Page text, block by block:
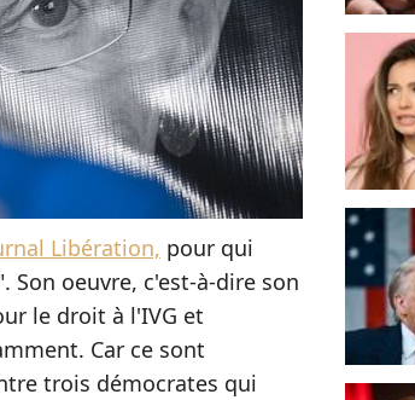
Libération, pour qui
Son oeuvre, c'est-à-dire son
le droit à l'IVG et
Car ce sont
trois démocrates qui